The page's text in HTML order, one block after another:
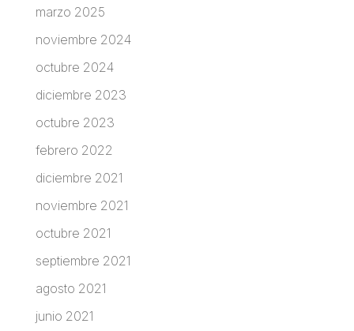
marzo 2025
noviembre 2024
octubre 2024
diciembre 2023
octubre 2023
febrero 2022
diciembre 2021
noviembre 2021
octubre 2021
septiembre 2021
agosto 2021
junio 2021